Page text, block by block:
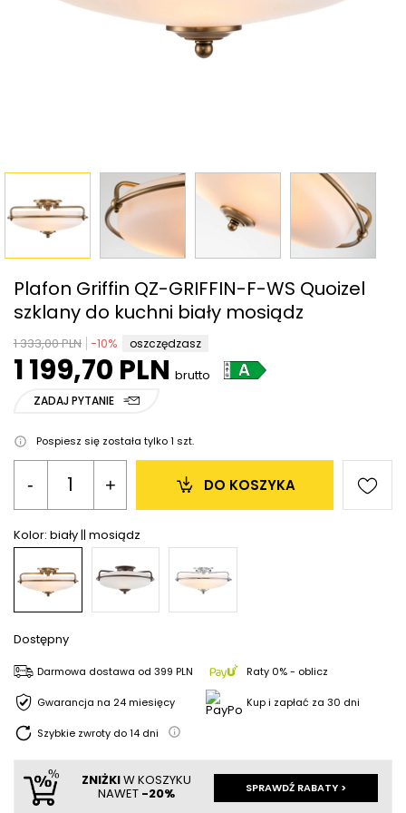
Plafon Griffin QZ-GRIFFIN-F-WS Quoizel
szklany do kuchni biały mosiądz
1 333,00 PLN -10% oszczędzasz
1 199,70 PLN brutto
ZADAJ PYTANIE
Kolor: biały || mosiądz
Pospiesz się została tylko1 szt.
- + DO KOSZYKA
Dostępny
Darmowa dostawa od 399 PLN Raty 0% - oblicz
Gwarancja na 24 miesięcy Kup i zapłać za 30 dni
Szybkie zwroty do14 dni
ZNIŻKIW KOSZYKU
NAWET -20% SPRAWDŹ RABATY >